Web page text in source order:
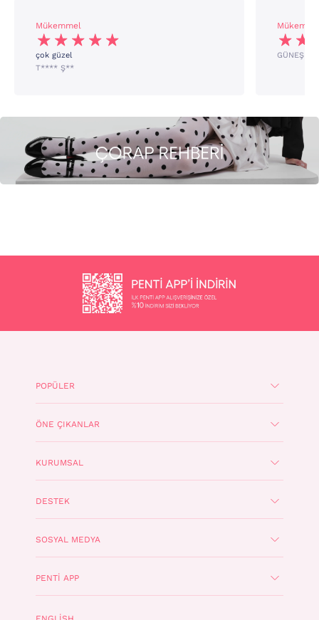
Mükemmel
çok güzel
T**** Ş**
GÜNEŞ
POPÜLER
ÖNE ÇIKANLAR
KURUMSAL
DESTEK
SOSYAL MEDYA
PENTI APP